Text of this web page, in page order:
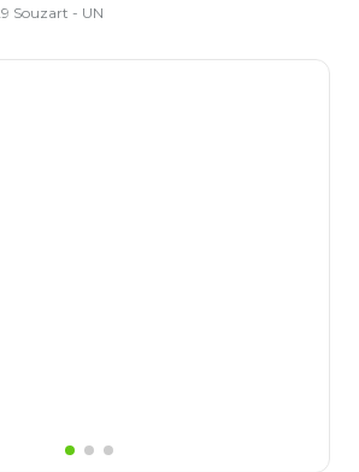
Souzart - UN